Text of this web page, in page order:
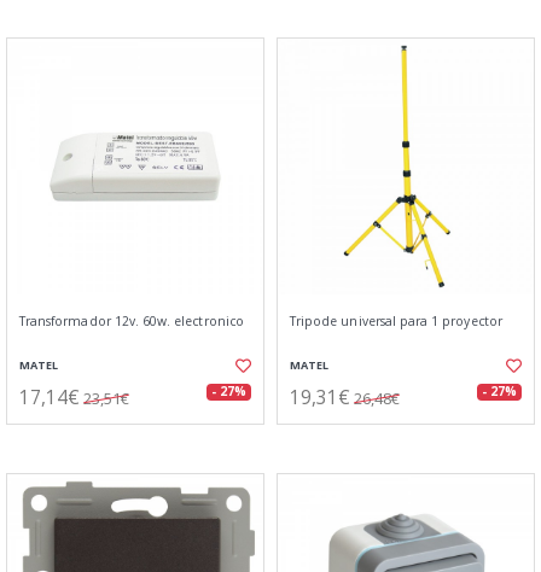
Transformador 12v. 60w. electronico
MATEL
17,14€ 23,51€ - 27%
Tripode universal para 1 proyector
MATEL
19,31€ 26,48€ - 27%